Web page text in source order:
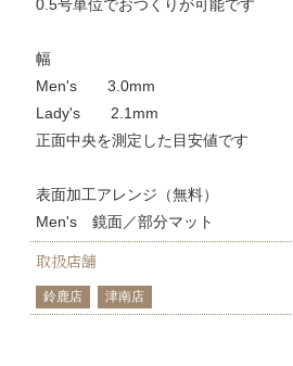
0.5号単位でおつくりが可能です
幅
Men's 3.0mm
Lady's 2.1mm
正面中央を測定した目安値です
表面加工アレンジ（無料）
Men's 鏡面／部分マット
取扱店舗
鈴鹿店 津南店